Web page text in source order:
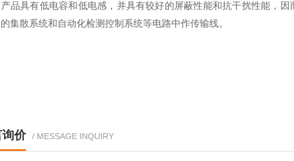
有低电容和低电感，并具有较好的屏蔽性能和抗干扰性能，因
集散系统和自动化检测控制系统等电路中作传输线。
价 / MESSAGE INQUIRY